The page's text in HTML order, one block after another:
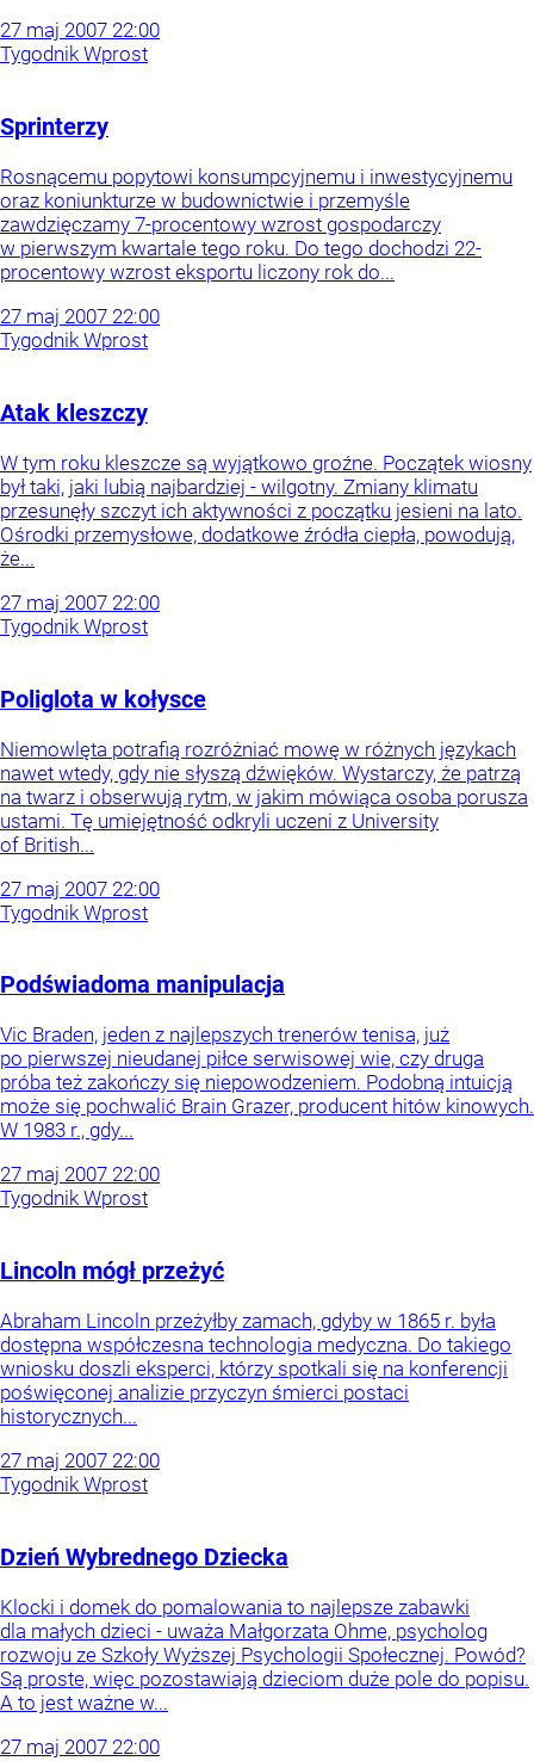
27 maj 2007 22:00
Tygodnik Wprost
Sprinterzy
Rosnącemu popytowi konsumpcyjnemu i inwestycyjnemu
oraz koniunkturze w budownictwie i przemyśle
zawdzięczamy 7-procentowy wzrost gospodarczy
w pierwszym kwartale tego roku. Do tego dochodzi 22-
procentowy wzrost eksportu liczony rok do...
27 maj 2007 22:00
Tygodnik Wprost
Atak kleszczy
W tym roku kleszcze są wyjątkowo groźne. Początek wiosny
był taki, jaki lubią najbardziej - wilgotny. Zmiany klimatu
przesunęły szczyt ich aktywności z początku jesieni na lato.
Ośrodki przemysłowe, dodatkowe źródła ciepła, powodują,
że...
27 maj 2007 22:00
Tygodnik Wprost
Poliglota w kołysce
Niemowlęta potrafią rozróżniać mowę w różnych językach
nawet wtedy, gdy nie słyszą dźwięków. Wystarczy, że patrzą
na twarz i obserwują rytm, w jakim mówiąca osoba porusza
ustami. Tę umiejętność odkryli uczeni z University
of British...
27 maj 2007 22:00
Tygodnik Wprost
Podświadoma manipulacja
Vic Braden, jeden z najlepszych trenerów tenisa, już
po pierwszej nieudanej piłce serwisowej wie, czy druga
próba też zakończy się niepowodzeniem. Podobną intuicją
może się pochwalić Brain Grazer, producent hitów kinowych.
W 1983 r., gdy...
27 maj 2007 22:00
Tygodnik Wprost
Lincoln mógł przeżyć
Abraham Lincoln przeżyłby zamach, gdyby w 1865 r. była
dostępna współczesna technologia medyczna. Do takiego
wniosku doszli eksperci, którzy spotkali się na konferencji
poświęconej analizie przyczyn śmierci postaci
historycznych...
27 maj 2007 22:00
Tygodnik Wprost
Dzień Wybrednego Dziecka
Klocki i domek do pomalowania to najlepsze zabawki
dla małych dzieci - uważa Małgorzata Ohme, psycholog
rozwoju ze Szkoły Wyższej Psychologii Społecznej. Powód?
Są proste, więc pozostawiają dzieciom duże pole do popisu.
A to jest ważne w...
27 maj 2007 22:00